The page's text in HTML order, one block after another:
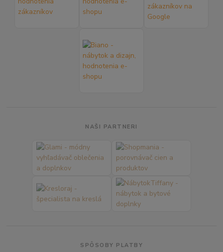
NAŠI PARTNERI
SPÔSOBY PLATBY